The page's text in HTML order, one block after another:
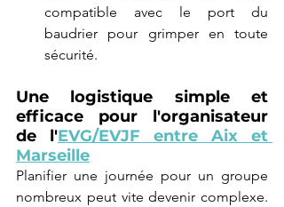
compatible avec le port du
baudrier pour grimper en toute
sécurité.
Une logistique simple et
efficace pour l'organisateur
de l'EVG/EVJF entre Aix et
Marseille
Planifier une journée pour un groupe
nombreux peut vite devenir complexe.